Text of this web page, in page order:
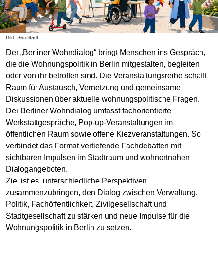
Bild: SenStadt
Der „Berliner Wohndialog“ bringt Menschen ins Gespräch,
die die Wohnungspolitik in Berlin mitgestalten, begleiten
oder von ihr betroffen sind. Die Veranstaltungsreihe schafft
Raum für Austausch, Vernetzung und gemeinsame
Diskussionen über aktuelle wohnungspolitische Fragen.
Der Berliner Wohndialog umfasst fachorientierte
Werkstattgespräche, Pop-up-Veranstaltungen im
öffentlichen Raum sowie offene Kiezveranstaltungen. So
verbindet das Format vertiefende Fachdebatten mit
sichtbaren Impulsen im Stadtraum und wohnortnahen
Dialogangeboten.
Ziel ist es, unterschiedliche Perspektiven
zusammenzubringen, den Dialog zwischen Verwaltung,
Politik, Fachöffentlichkeit, Zivilgesellschaft und
Stadtgesellschaft zu stärken und neue Impulse für die
Wohnungspolitik in Berlin zu setzen.